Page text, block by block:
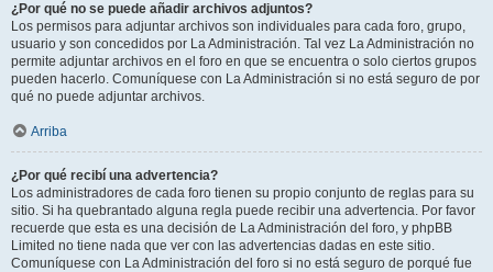
¿Por qué no se puede añadir archivos adjuntos?
Los permisos para adjuntar archivos son individuales para cada foro, grupo,
usuario y son concedidos por La Administración. Tal vez La Administración no
permite adjuntar archivos en el foro en que se encuentra o solo ciertos grupos
pueden hacerlo. Comuníquese con La Administración si no está seguro de por
qué no puede adjuntar archivos.
Arriba
¿Por qué recibí una advertencia?
Los administradores de cada foro tienen su propio conjunto de reglas para su
sitio. Si ha quebrantado alguna regla puede recibir una advertencia. Por favor
recuerde que esta es una decisión de La Administración del foro, y phpBB
Limited no tiene nada que ver con las advertencias dadas en este sitio.
Comuníquese con La Administración del foro si no está seguro de porqué fue